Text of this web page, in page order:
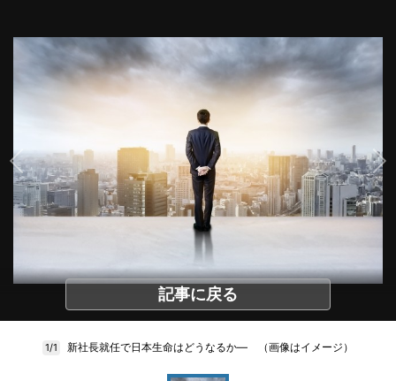
記事に戻る
1/1 新社長就任で日本生命はどうなるか― （画像はイメージ）